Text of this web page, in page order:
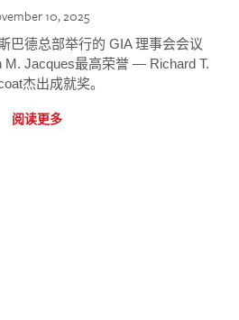
10, 2025
巴德总部举行的 GIA 理事会会议
M. Jacques最高荣誉 — Richard T.
杰出成就奖。
阅读更多